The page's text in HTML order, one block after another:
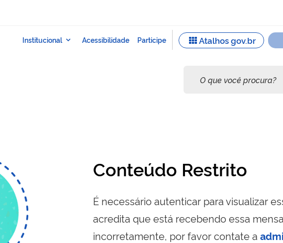
Conteúdo Restrito
É necessário autenticar para visualizar
acredita que está recebendo essa
incorretamente, por favor contate a